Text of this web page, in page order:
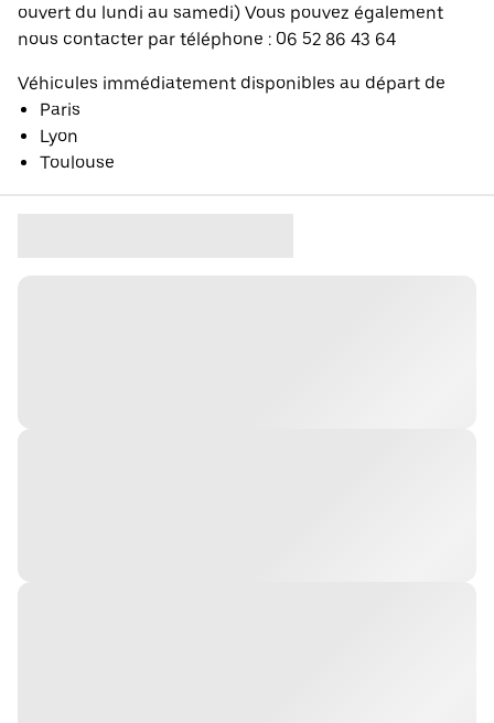
ouvert du lundi au samedi) Vous pouvez également
nous contacter par téléphone : 06 52 86 43 64
Véhicules immédiatement disponibles au départ de
Paris
Lyon
Toulouse